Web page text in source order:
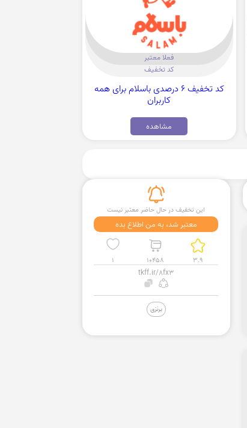
فعلا معتبر
کد تخفیف
کد تخفیف 6 درصدی باسلام برای همه
کاربران
مشاهده
این تخفیف در حال حاضر معتبر نیست
معتبر شد، به من اطلاع بده
1 10458 3.9
tkff.ir/8fx3
برنزی